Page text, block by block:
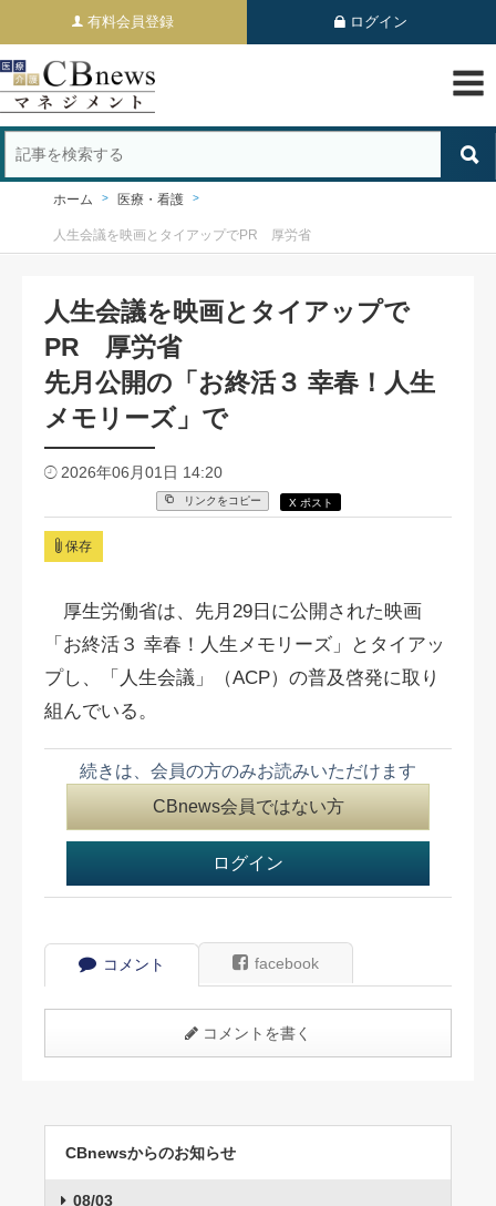
有料会員登録 ログイン
ホーム 医療・看護
人生会議を映画とタイアップでPR 厚労省
人生会議を映画とタイアップで
PR 厚労省
先月公開の「お終活３ 幸春！人生
メモリーズ」で
2026年06月01日 14:20
リンクをコピー X ポスト
保存
厚生労働省は、先月29日に公開された映画
「お終活３ 幸春！人生メモリーズ」とタイアッ
プし、「人生会議」（ACP）の普及啓発に取り
組んでいる。
続きは、会員の方のみお読みいただけます
CBnews会員ではない方
ログイン
コメント facebook
コメントを書く
CBnewsからのお知らせ
08/03